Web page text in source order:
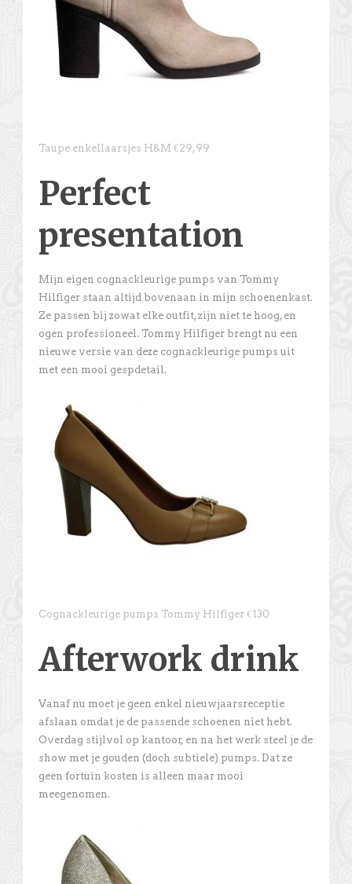
Taupe enkellaarsjes H&M €29,99
Perfect
presentation
Mijn eigen cognackleurige pumps van Tommy
Hilfiger staan altijd bovenaan in mijn schoenenkast.
Ze passen bij zowat elke outfit, zijn niet te hoog, en
ogen professioneel. Tommy Hilfiger brengt nu een
nieuwe versie van deze cognackleurige pumps uit
met een mooi gespdetail.
Cognackleurige pumps Tommy Hilfiger €130
Afterwork drink
Vanaf nu moet je geen enkel nieuwjaarsreceptie
afslaan omdat je de passende schoenen niet hebt.
Overdag stijlvol op kantoor, en na het werk steel je de
show met je gouden (doch subtiele) pumps. Dat ze
geen fortuin kosten is alleen maar mooi
meegenomen.